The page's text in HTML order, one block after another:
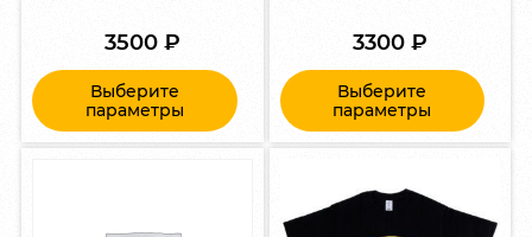
3500 ₽
Выберите
параметры
3300 ₽
Выберите
параметры